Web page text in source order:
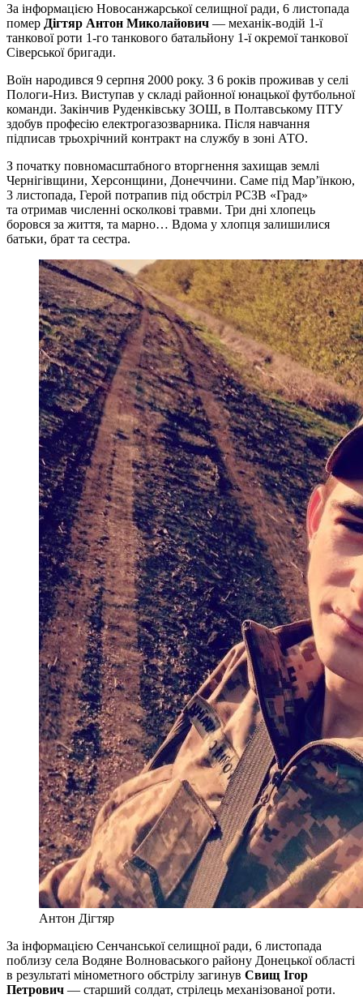
За інформацією Новосанжарської селищної ради, 6 листопада
помер Дігтяр Антон Миколайович — механік-водій 1-ї
танкової роти 1-го танкового батальйону 1-ї окремої танкової
Сіверської бригади.
Воїн народився 9 серпня 2000 року. З 6 років проживав у селі
Пологи-Низ. Виступав у складі районної юнацької футбольної
команди. Закінчив Руденківську ЗОШ, в Полтавському ПТУ
здобув професію електрогазозварника. Після навчання
підписав трьохрічний контракт на службу в зоні АТО.
З початку повномасштабного вторгнення захищав землі
Чернігівщини, Херсонщини, Донеччини. Саме під Мар’їнкою,
3 листопада, Герой потрапив під обстріл РСЗВ «Град»
та отримав численні осколкові травми. Три дні хлопець
боровся за життя, та марно… Вдома у хлопця залишилися
батьки, брат та сестра.
Антон Дігтяр
За інформацією Сенчанської селищної ради, 6 листопада
поблизу села Водяне Волноваського району Донецької області
в результаті мінометного обстрілу загинув Свищ Ігор
Петрович — старший солдат, стрілець механізованої роти.